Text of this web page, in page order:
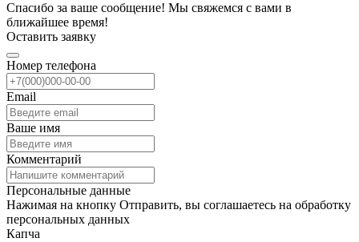
Спасибо за ваше сообщение! Мы свяжемся с вами в
ближайшее время!
Оставить заявку
Номер телефона
Email
Ваше имя
Комментарий
Персональные данные
Нажимая на кнопку Отправить, вы соглашаетесь на обработку
персональных данных
Капча